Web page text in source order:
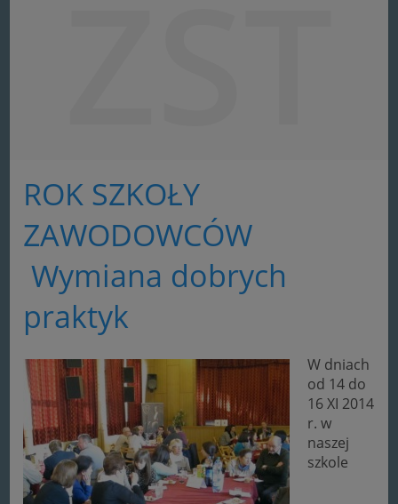
ROK SZKOŁY
ZAWODOWCÓW
Wymiana dobrych
praktyk
W dniach
od 14 do
16 XI 2014
r. w
naszej
szkole